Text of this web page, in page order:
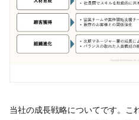
当社の成長戦略についてです。こ